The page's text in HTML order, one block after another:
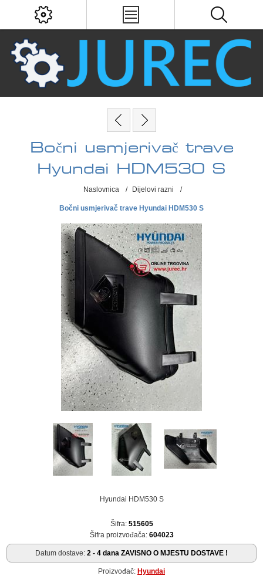
Bočni usmjerivač trave
Hyundai HDM530 S
Naslovnica / Dijelovi razni /
Bočni usmjerivač trave Hyundai HDM530 S
Hyundai HDM530 S
Šifra: 515605
Šifra proizvođača: 604023
Datum dostave: 2 - 4 dana ZAVISNO O MJESTU DOSTAVE !
Proizvođač: Hyundai